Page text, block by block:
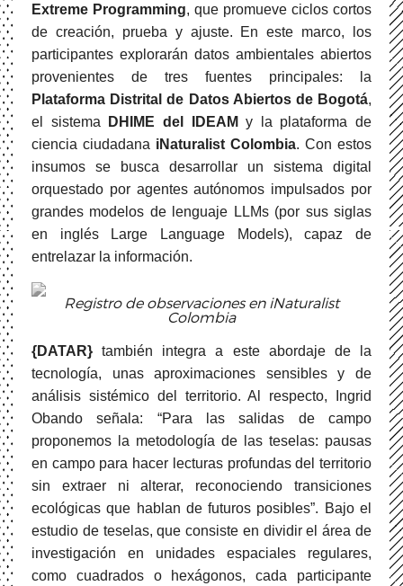
Extreme Programming, que promueve ciclos cortos
de creación, prueba y ajuste. En este marco, los
participantes explorarán datos ambientales abiertos
provenientes de tres fuentes principales: la
Plataforma Distrital de Datos Abiertos de Bogotá,
el sistema
DHIME del IDEAM y la plataforma de
ciencia ciudadana iNaturalist Colombia. Con estos
insumos se busca desarrollar un sistema digital
orquestado por agentes autónomos impulsados por
grandes modelos de lenguaje LLMs (por sus siglas
en inglés Large Language Models), capaz de
entrelazar la información.
Registro de observaciones en iNaturalist
Colombia
{DATAR} también integra a este abordaje de la
tecnología, unas aproximaciones sensibles y de
análisis sistémico del territorio. Al respecto, Ingrid
Obando señala: “Para las salidas de campo
proponemos la metodología de las teselas: pausas
en campo para hacer lecturas profundas del territorio
sin extraer ni alterar, reconociendo transiciones
ecológicas que hablan de futuros posibles”. Bajo el
estudio de teselas, que consiste en dividir el área de
investigación en unidades espaciales regulares,
como cuadrados o hexágonos, cada participante